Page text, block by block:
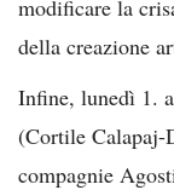
modificare la
della creazione
Infine, lunedì 1.
(Cortile Calapaj-
compagnie